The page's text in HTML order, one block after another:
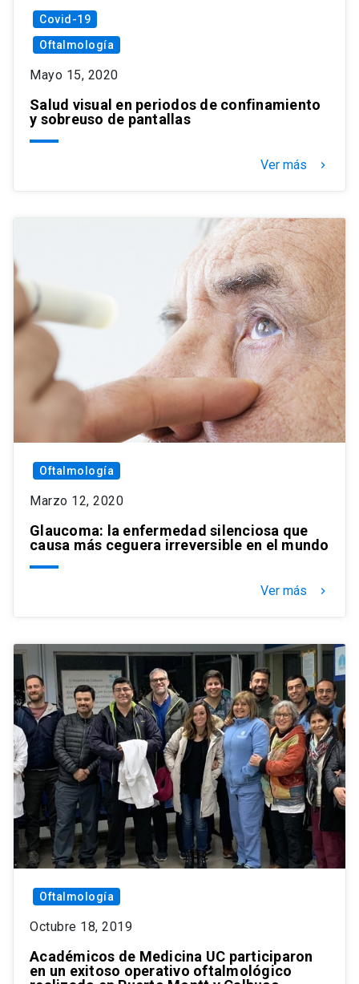
Covid-19
Oftalmología
Mayo 15, 2020
Salud visual en periodos de confinamiento
y sobreuso de pantallas
Ver más keyboard_arrow_right
Oftalmología
Marzo 12, 2020
Glaucoma: la enfermedad silenciosa que
causa más ceguera irreversible en el mundo
Ver más keyboard_arrow_right
Oftalmología
Octubre 18, 2019
Académicos de Medicina UC participaron
en un exitoso operativo oftalmológico